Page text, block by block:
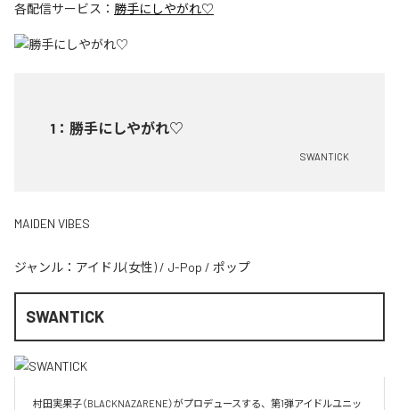
各配信サービス： 勝手にしやがれ♡
1 ： 勝手にしやがれ♡
SWANTICK
MAIDEN VIBES
ジャンル： アイドル(女性) / J-Pop / ポップ
SWANTICK
村田実果子（BLACKNAZARENE）がプロデュースする、第1弾アイドルユニッ